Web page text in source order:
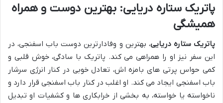
پاتریک ستاره دریایی: بهترین دوست و همراه
همیشگی
پاتریک ستاره دریایی، بهترین و وفادارترین دوست باب اسفنجی، در
این سفر نیز او را همراهی می کند. پاتریک با سادگی، خوش قلبی و
کمی حواس پرتی های بامزه اش، تعادل خوبی در کنار انرژی سرشار
باب اسفنجی ایجاد می کند. او اغلب در کنار باب اسفنجی قرار دارد و
ناخواسته یا خواسته، به بخشی از خرابکاری ها و کشفیات او تبدیل